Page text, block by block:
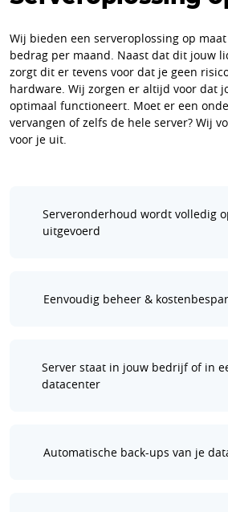
Wij bieden een serveroplossing op
bedrag per maand. Naast dat dit jouw
zorgt dit er tevens voor dat je geen
hardware. Wij zorgen er altijd voor dat
optimaal functioneert. Moet er een
vervangen of zelfs de hele server? Wij
voor je uit.
Serveronderhoud wordt volledig
uitgevoerd
Eenvoudig beheer &
Server staat in jouw bedrijf of in
datacenter
Automatische back-ups van je